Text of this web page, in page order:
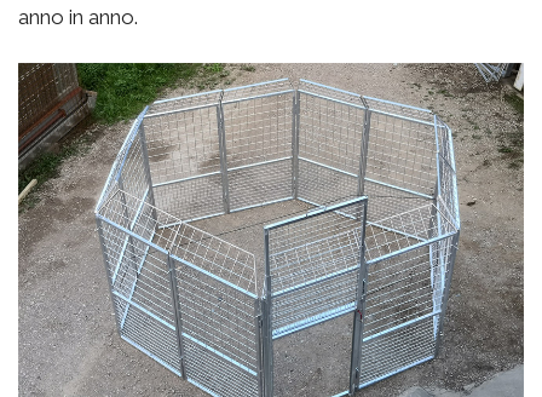
anno in anno.